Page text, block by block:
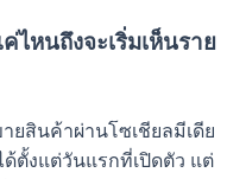
ไหนถึงจะเริ่มเห็นราย
สินค้าผ่านโซเชียลมีเดีย
ตั้งแต่วันแรกที่เปิดตัว แต่